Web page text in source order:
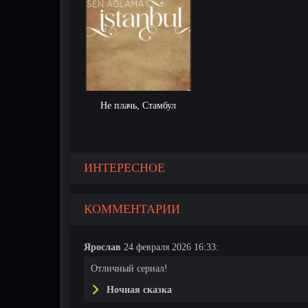
Не плачь, Стамбул
ИНТЕРЕСНОЕ
КОММЕНТАРИИ
Ярослав 24 февраля 2026 16:33:
Отличный сериал!
Ночная сказка